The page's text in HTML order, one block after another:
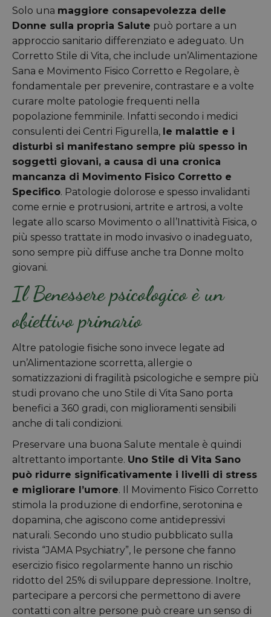
Solo una maggiore consapevolezza delle
Donne sulla propria Salute può portare a un
approccio sanitario differenziato e adeguato. Un
Corretto Stile di Vita, che include un’Alimentazione
Sana e Movimento Fisico Corretto e Regolare, è
fondamentale per prevenire, contrastare e a volte
curare molte patologie frequenti nella
popolazione femminile. Infatti secondo i medici
consulenti dei Centri Figurella, le malattie e i
disturbi si manifestano sempre più spesso in
soggetti giovani, a causa di una cronica
mancanza di Movimento Fisico Corretto e
Specifico. Patologie dolorose e spesso invalidanti
come ernie e protrusioni, artrite e artrosi, a volte
legate allo scarso Movimento o all’Inattività Fisica, o
più spesso trattate in modo invasivo o inadeguato,
sono sempre più diffuse anche tra Donne molto
giovani.
Il Benessere psicologico è un
obiettivo primario
Altre patologie fisiche sono invece legate ad
un’Alimentazione scorretta, allergie o
somatizzazioni di fragilità psicologiche e sempre più
studi provano che uno Stile di Vita Sano porta
benefici a 360 gradi, con miglioramenti sensibili
anche di tali condizioni.
Preservare una buona Salute mentale è quindi
altrettanto importante. Uno Stile di Vita Sano
può ridurre significativamente i livelli di stress
e migliorare l’umore. Il Movimento Fisico Corretto
stimola la produzione di endorfine, serotonina e
dopamina, che agiscono come antidepressivi
naturali. Secondo uno studio pubblicato sulla
rivista “JAMA Psychiatry”, le persone che fanno
esercizio fisico regolarmente hanno un rischio
ridotto del 25% di sviluppare depressione. Inoltre,
partecipare a percorsi che permettono di avere
contatti con altre persone può creare un senso di